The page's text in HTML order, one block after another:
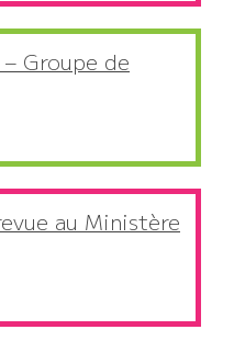
Groupe de
au Ministère